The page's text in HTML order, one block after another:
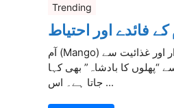
Trending
کے فائدے اور احتیاط
آم (Mango) ایک نہایت مزیدار اور غذائیت سے
“پھلوں کا بادشاہ” بھی کہا
جاتا ہے۔ اس ...